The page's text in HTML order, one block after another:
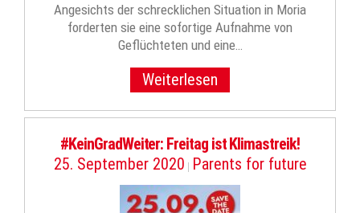
Angesichts der schrecklichen Situation in Moria
forderten sie eine sofortige Aufnahme von
Geflüchteten und eine…
Weiterlesen
#KeinGradWeiter: Freitag ist Klimastreik!
25. September 2020 | Parents for future